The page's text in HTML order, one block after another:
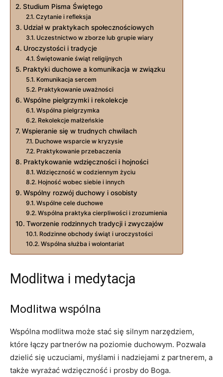
Studium Pisma Świętego
Czytanie i refleksja
Udział w praktykach społecznościowych
Uczestnictwo w zborze lub grupie wiary
Uroczystości i tradycje
Świętowanie świąt religijnych
Praktyki duchowe a komunikacja w związku
Komunikacja sercem
Praktykowanie uważności
Wspólne pielgrzymki i rekolekcje
Wspólna pielgrzymka
Rekolekcje małżeńskie
Wspieranie się w trudnych chwilach
Duchowe wsparcie w kryzysie
Praktykowanie przebaczenia
Praktykowanie wdzięczności i hojności
Wdzięczność w codziennym życiu
Hojność wobec siebie i innych
Wspólny rozwój duchowy i osobisty
Wspólne cele duchowe
Wspólna praktyka cierpliwości i zrozumienia
Tworzenie rodzinnych tradycji i zwyczajów
Rodzinne obchody świąt i uroczystości
Wspólna służba i wolontariat
Modlitwa i medytacja
Modlitwa wspólna
Wspólna modlitwa może stać się silnym narzędziem,
które łączy partnerów na poziomie duchowym. Pozwala
dzielić się uczuciami, myślami i nadziejami z partnerem, a
także wyrażać wdzięczność i prosby do Boga.